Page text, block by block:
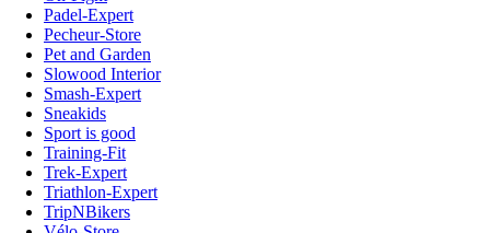
Padel-Expert
Pecheur-Store
Pet and Garden
Slowood Interior
Smash-Expert
Sneakids
Sport is good
Training-Fit
Trek-Expert
Triathlon-Expert
TripNBikers